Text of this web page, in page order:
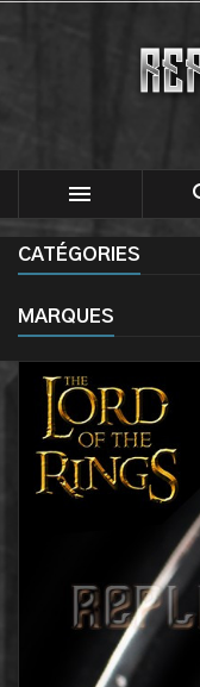

CATÉGORIES
MARQUES